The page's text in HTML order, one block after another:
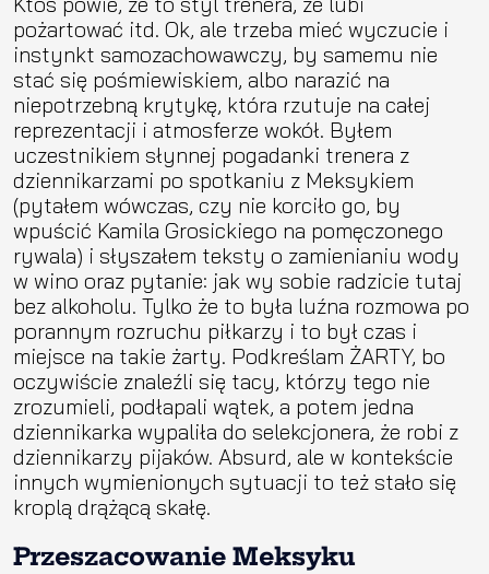
pożartować itd. Ok, ale trzeba mieć wyczucie i
instynkt samozachowawczy, by samemu nie
stać się pośmiewiskiem, albo narazić na
niepotrzebną krytykę, która rzutuje na całej
reprezentacji i atmosferze wokół. Byłem
uczestnikiem słynnej pogadanki trenera z
dziennikarzami po spotkaniu z Meksykiem
(pytałem wówczas, czy nie korciło go, by
wpuścić Kamila Grosickiego na pomęczonego
rywala) i słyszałem teksty o zamienianiu wody
w wino oraz pytanie: jak wy sobie radzicie tutaj
bez alkoholu. Tylko że to była luźna rozmowa po
porannym rozruchu piłkarzy i to był czas i
miejsce na takie żarty. Podkreślam ŻARTY, bo
oczywiście znaleźli się tacy, którzy tego nie
zrozumieli, podłapali wątek, a potem jedna
dziennikarka wypaliła do selekcjonera, że robi z
dziennikarzy pijaków. Absurd, ale w kontekście
innych wymienionych sytuacji to też stało się
kroplą drążącą skałę.
Przeszacowanie Meksyku